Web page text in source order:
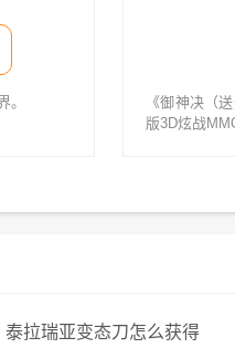
。
《御神决（
版3D炫战
泰拉瑞亚变态刀怎么获得